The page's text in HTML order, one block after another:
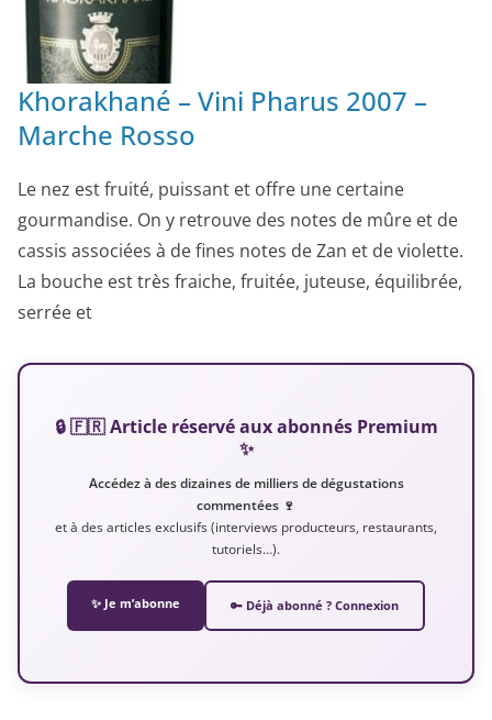
Khorakhané – Vini Pharus 2007 –
Marche Rosso
Le nez est fruité, puissant et offre une certaine
gourmandise. On y retrouve des notes de mûre et de
cassis associées à de fines notes de Zan et de violette.
La bouche est très fraiche, fruitée, juteuse, équilibrée,
serrée et
🔒 🇫🇷 Article réservé aux abonnés Premium
✨
Accédez à des dizaines de milliers de dégustations
commentées 🍷
et à des articles exclusifs (interviews producteurs, restaurants,
tutoriels…).
✨ Je m’abonne 🔑 Déjà abonné ? Connexion